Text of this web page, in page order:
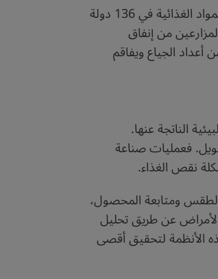
للوصول إلى هذه الاستنتاجات، جمع فريق العلماء بين الإحصائيات والنمذجة القائمة على عمليات المعالجة لتقييم مكوّنات أسعار المواد الغذائية في 136 دولة
من إنفاق
الجياع ويفاقم
الناتجة عنها.
فعمليات صناعة
نقص الغذاء.
الطقس ومتابعة المحصول،
عن طريق تحليل
الأنظمة لتحقيق أقصى